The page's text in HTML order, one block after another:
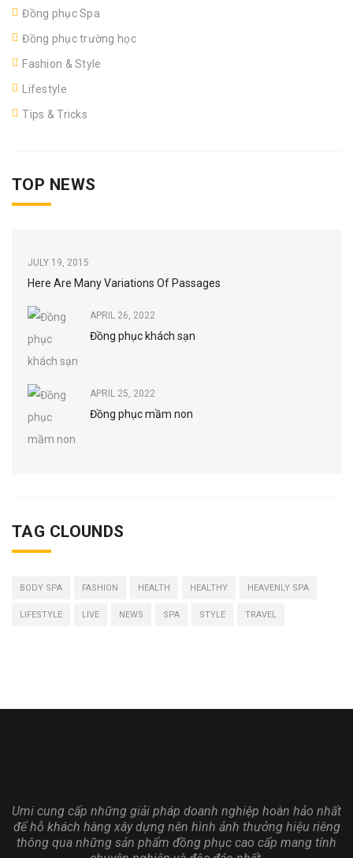
Đồng phục Spa
Đồng phục trường học
Fashion & Style
Lifestyle
Tips & Tricks
TOP NEWS
JULY 19, 2015
Here Are Many Variations Of Passages
APRIL 26, 2022
Đồng phục khách sạn
APRIL 25, 2022
Đồng phục mầm non
TAG CLOUNDS
BODY SPA FASHION HEALTH HEALTHY HEAVENLY SPA
LIFESTYLE LIVE NEWS SPA STYLE TRAVEL
Umi cung cấp những giải pháp doanh nghiệp hoàn hảo nhất
để hỗ khách hàng xây dựng nên hình ảnh thưởng hiệu riêng
thông qua những sản phẩm đồng phục cao cấp mang tính